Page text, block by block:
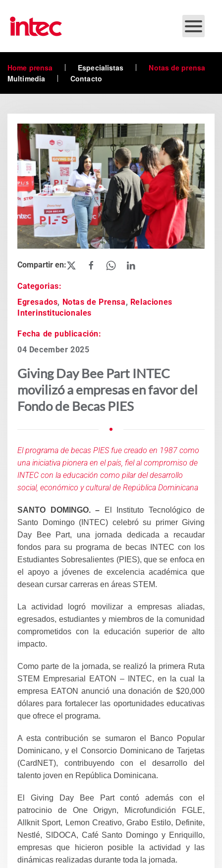
Skip to main content
Home prensa Especialistas
Notas de prensa
Multimedia
Contacto
Categorias:
Egresados, Notas de Prensa, Relaciones
Interinstitucionales
Fecha de publicación:
04 December 2025
Giving Day Bee Part INTEC
movilizó a empresas en favor del
Fondo de Becas PIES
El programa de becas PIES fue creado en 1987 como
una iniciativa pionera en el país, fiel al compromiso de
INTEC con la educación como pilar del desarrollo
social, económico y cultural de República Dominicana
SANTO DOMINGO. – El Instituto Tecnológico de
Santo Domingo (INTEC) celebró su primer Giving
Day Bee Part, una jornada dedicada a recaudar
fondos para su programa de becas INTEC con los
Estudiantes Sobresalientes (PIES), que se enfoca en
el apoyo a jóvenes de excelencia académica que
desean cursar carreras en áreas STEM.
La actividad logró movilizar a empresas aliadas,
egresados, estudiantes y miembros de la comunidad
comprometidos con la educación superior de alto
impacto.
Como parte de la jornada, se realizó la primera Ruta
STEM Empresarial EATON – INTEC, en la cual la
empresa EATON anunció una donación de $20,000
dólares para fortalecer las oportunidades educativas
que ofrece el programa.
A esta contribución se sumaron el Banco Popular
Dominicano, y el Consorcio Dominicano de Tarjetas
(CardNET), contribuyendo con el desarrollo del
talento joven en República Dominicana.
El Giving Day Bee Part contó además con el
patrocinio de One Origyn, Microfundición FGLE,
Allknit Sport, Lemon Creativo, Grabo Estilo, Definite,
Nestlé, SIDOCA, Café Santo Domingo y Enriquillo,
empresas que hicieron posible la actividad y las
dinámicas realizadas durante toda la jornada.